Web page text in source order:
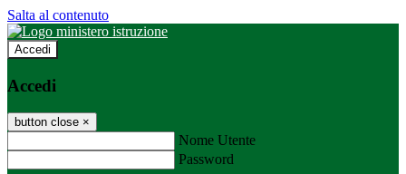
Salta al contenuto
Accedi
Accedi
button close ×
Nome Utente
Password